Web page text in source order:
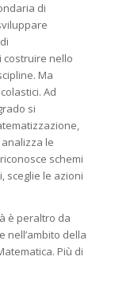
di
costruire nello
Ma
Ad
si
le
schemi
sceglie le azioni
è peraltro da
nell’ambito della
Più di